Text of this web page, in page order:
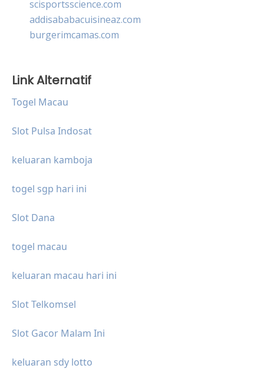
scisportsscience.com
addisababacuisineaz.com
burgerimcamas.com
Link Alternatif
Togel Macau
Slot Pulsa Indosat
keluaran kamboja
togel sgp hari ini
Slot Dana
togel macau
keluaran macau hari ini
Slot Telkomsel
Slot Gacor Malam Ini
keluaran sdy lotto